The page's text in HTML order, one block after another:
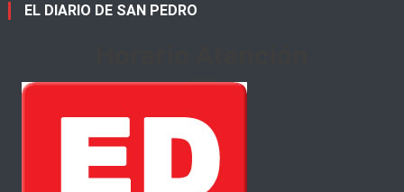
EL DIARIO DE SAN PEDRO